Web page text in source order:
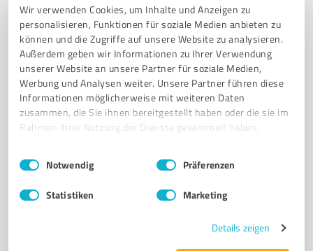
Wir verwenden Cookies, um Inhalte und Anzeigen zu
personalisieren, Funktionen für soziale Medien anbieten zu
können und die Zugriffe auf unsere Website zu analysieren.
Außerdem geben wir Informationen zu Ihrer Verwendung
unserer Website an unsere Partner für soziale Medien,
Werbung und Analysen weiter. Unsere Partner führen diese
Informationen möglicherweise mit weiteren Daten
zusammen, die Sie ihnen bereitgestellt haben oder die sie im
Rahmen Ihrer Nutzung der Dienste gesammelt haben.
Impressum Datenschutzbestimmungen
Einwilligungsauswahl
Notwendig Präferenzen
Statistiken Marketing
Details zeigen
SICHTSCHUTZZAUN GARTENZAUN SCHIEBETORE MONTAGE
FESTPREIS INDIVIDUELLE BERATUNG ELMSHORN HAMBURG
SCHLESWIG-HOLSTEIN
Bokholter Str. 23 d, 25335 Bokholt-Hanredder
Tel. 04123 93497070
info@manga-zaun.de
www.manga-zaun.de/
4,90 / 5,00